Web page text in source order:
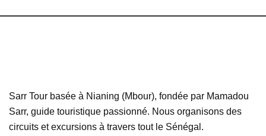
Sarr Tour basée à Nianing (Mbour), fondée par Mamadou
Sarr, guide touristique passionné. Nous organisons des
circuits et excursions à travers tout le Sénégal.